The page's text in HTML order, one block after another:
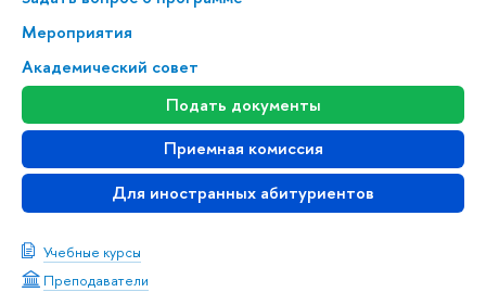
Мероприятия
Академический совет
Подать документы
Приемная комиссия
Для иностранных абитуриентов
Учебные курсы
Преподаватели